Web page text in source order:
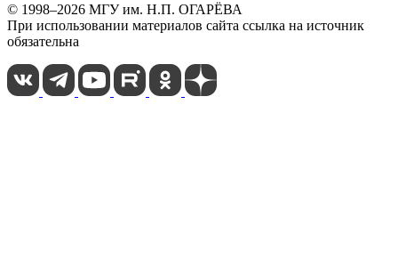
© 1998–2026 МГУ им. Н.П. ОГАРЁВА
При использовании материалов сайта ссылка на источник
обязательна